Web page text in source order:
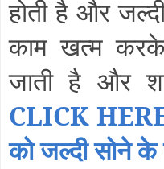
होती है और
काम खत्म
जाती है और
CLICK
को जल्दी सोने